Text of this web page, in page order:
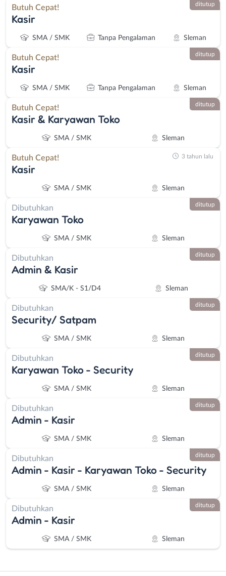
Butuh Cepat!
Kasir
SMA / SMK Tanpa Pengalaman Sleman
ditutup
Butuh Cepat!
Kasir
SMA / SMK Tanpa Pengalaman Sleman
ditutup
Butuh Cepat!
Kasir & Karyawan Toko
SMA / SMK Sleman
ditutup
Butuh Cepat!
Kasir
SMA / SMK Sleman
3 tahun lalu
Dibutuhkan
Karyawan Toko
SMA / SMK Sleman
ditutup
Dibutuhkan
Admin & Kasir
SMA/K - S1/D4 Sleman
ditutup
Dibutuhkan
Security/ Satpam
SMA / SMK Sleman
ditutup
Dibutuhkan
Karyawan Toko - Security
SMA / SMK Sleman
ditutup
Dibutuhkan
Admin - Kasir
SMA / SMK Sleman
ditutup
Dibutuhkan
Admin - Kasir - Karyawan Toko - Security
SMA / SMK Sleman
ditutup
Dibutuhkan
Admin - Kasir
SMA / SMK Sleman
ditutup